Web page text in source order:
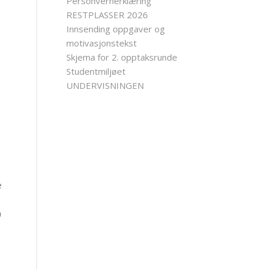
RESTPLASSER 2026
Innsending oppgaver og
motivasjonstekst
Skjema for 2. opptaksrunde
Studentmiljøet
UNDERVISNINGEN